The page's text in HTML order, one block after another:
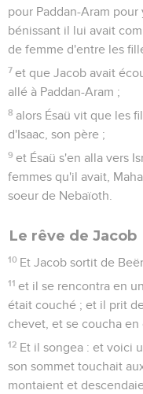
pour Paddan-Aram
bénissant il lui avait
de femme d'entre les
7 et que Jacob avait
allé à Paddan-Aram ;
8 alors Ésaü vit que les
d'Isaac, son père ;
9 et Ésaü s'en alla vers
femmes qu'il avait,
soeur de Nebaïoth.
Le rêve de Jacob
10 Et Jacob sortit de
11 et il se rencontra en
était couché ; et il prit
chevet, et se coucha en
12 Et il songea : et voici
son sommet touchait
montaient et